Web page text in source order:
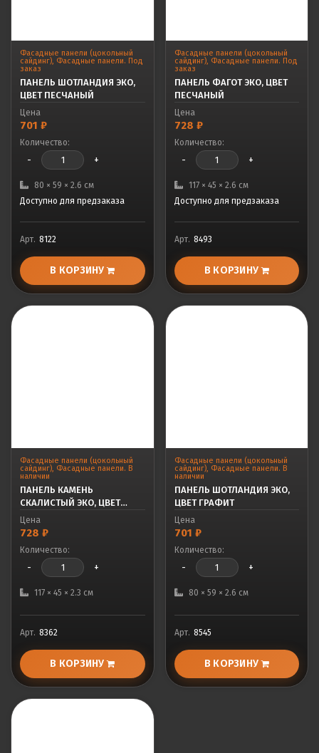
Фасадные панели (цокольный
сайдинг), Фасадные панели. Под
заказ
ПАНЕЛЬ ШОТЛАНДИЯ ЭКО,
ЦВЕТ ПЕСЧАНЫЙ
Цена
701 ₽
Количество:
- +
80 × 59 × 2.6 см
Доступно для предзаказа
Арт. 8122
В КОРЗИНУ
Фасадные панели (цокольный
сайдинг), Фасадные панели. Под
заказ
ПАНЕЛЬ ФАГОТ ЭКО, ЦВЕТ
ПЕСЧАНЫЙ
Цена
728 ₽
Количество:
- +
117 × 45 × 2.6 см
Доступно для предзаказа
Арт. 8493
В КОРЗИНУ
Фасадные панели (цокольный
сайдинг) Фасадные панели. В
наличии
ПАНЕЛЬ КАМЕНЬ
СКАЛИСТЫЙ ЭКО, ЦВЕТ
БЕЖЕВЫЙ
Цена
728 ₽
Количество:
- +
117 × 45 × 2.3 см
Арт. 8362
В КОРЗИНУ
Фасадные панели (цокольный
сайдинг), Фасадные панели. В
наличии
ПАНЕЛЬ ШОТЛАНДИЯ ЭКО,
ЦВЕТ ГРАФИТ
Цена
701 ₽
Количество:
- +
80 × 59 × 2.6 см
Арт. 8545
В КОРЗИНУ